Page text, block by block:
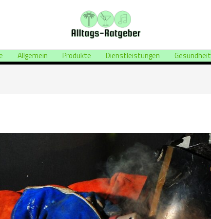
Allgemein Produkte Dienstleistungen Gesundheit